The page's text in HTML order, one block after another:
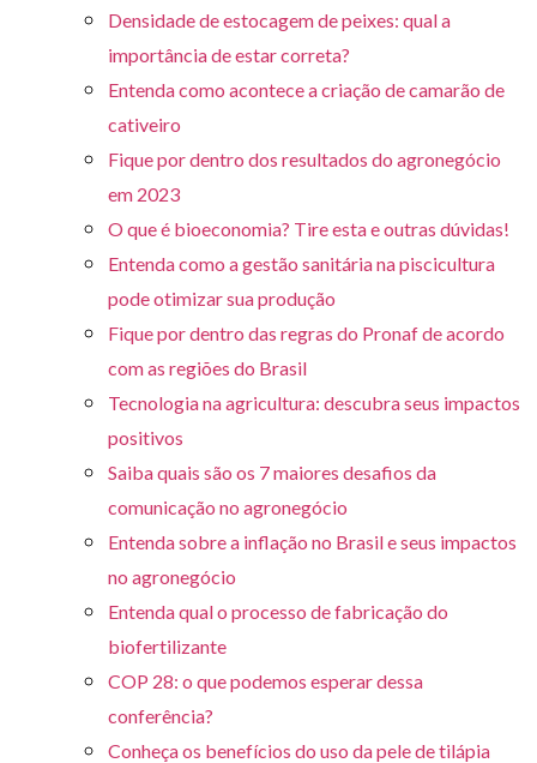
Densidade de estocagem de peixes: qual a
importância de estar correta?
Entenda como acontece a criação de camarão de
cativeiro
Fique por dentro dos resultados do agronegócio
em 2023
O que é bioeconomia? Tire esta e outras dúvidas!
Entenda como a gestão sanitária na piscicultura
pode otimizar sua produção
Fique por dentro das regras do Pronaf de acordo
com as regiões do Brasil
Tecnologia na agricultura: descubra seus impactos
positivos
Saiba quais são os 7 maiores desafios da
comunicação no agronegócio
Entenda sobre a inflação no Brasil e seus impactos
no agronegócio
Entenda qual o processo de fabricação do
biofertilizante
COP 28: o que podemos esperar dessa
conferência?
Conheça os benefícios do uso da pele de tilápia